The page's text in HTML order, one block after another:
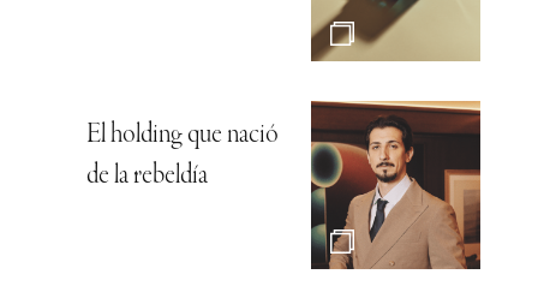
El holding que nació
de la rebeldía